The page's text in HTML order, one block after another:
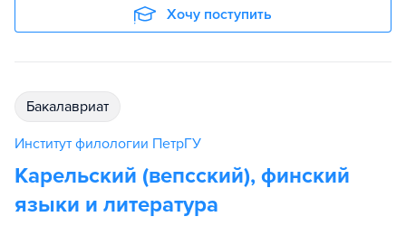
Хочу поступить
бакалавриат
Институт филологии ПетрГУ
Карельский (вепсский), финский
языки и литература